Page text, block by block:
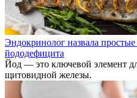
Эндокринолог назвала
йододефицита
Йод — это ключевой элемент
щитовидной железы.